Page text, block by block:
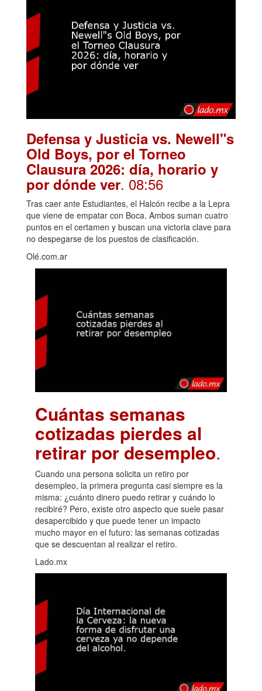
Defensa y Justicia vs. Newell"s
Old Boys, por el Torneo
Clausura 2026: día, horario y
por dónde ver. 08:56
Tras caer ante Estudiantes, el Halcón recibe a la Lepra
que viene de empatar con Boca. Ambos suman cuatro
puntos en el certamen y buscan una victoria clave para
no despegarse de los puestos de clasificación.
Olé.com.ar
Cuántas semanas
cotizadas pierdes al
retirar por desempleo.
Cuando una persona solicita un retiro por
desempleo, la primera pregunta casi siempre es la
misma: ¿cuánto dinero puedo retirar y cuándo lo
recibiré? Pero, existe otro aspecto que suele pasar
desapercibido y que puede tener un impacto
mucho mayor en el futuro: las semanas cotizadas
que se descuentan al realizar el retiro.
Lado.mx